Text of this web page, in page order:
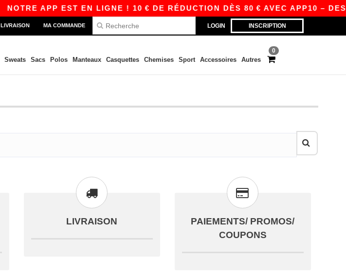
NOTRE APP EST EN LIGNE ! 10 € DE RÉDUCTION DÈS 80 € AVEC APP10 – DES
LOGIN INSCRIPTION
LIVRAISON MA COMMANDE
0
Sweats Sacs Polos Manteaux Casquettes Chemises Sport Accessoires Autres
LIVRAISON
PAIEMENTS/ PROMOS/
COUPONS